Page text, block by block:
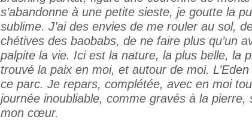
s’abandonne à une petite sieste, je goutte la
sublime. J’ai des envies de me rouler au sol,
chétives des baobabs, de ne faire plus qu’un
palpite la vie. Ici est la nature, la plus belle, la
trouvé la paix en moi, et autour de moi.
ce parc. Je repars, complétée, avec en moi
journée inoubliable, comme gravés à la pierre,
mon cœur.